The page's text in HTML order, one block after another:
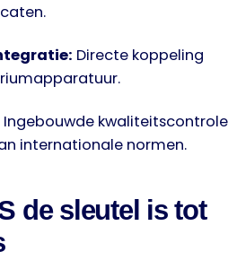
Directe koppeling
Ingebouwde kwaliteitscontrole
internationale normen.
de sleutel is tot